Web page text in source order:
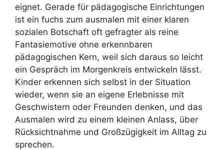
eignet. Gerade für pädagogische Einrichtungen
ist ein fuchs zum ausmalen mit einer klaren
sozialen Botschaft oft gefragter als reine
Fantasiemotive ohne erkennbaren
pädagogischen Kern, weil sich daraus so leicht
ein Gespräch im Morgenkreis entwickeln lässt.
Kinder erkennen sich selbst in der Situation
wieder, wenn sie an eigene Erlebnisse mit
Geschwistern oder Freunden denken, und das
Ausmalen wird zu einem kleinen Anlass, über
Rücksichtnahme und Großzügigkeit im Alltag zu
sprechen.